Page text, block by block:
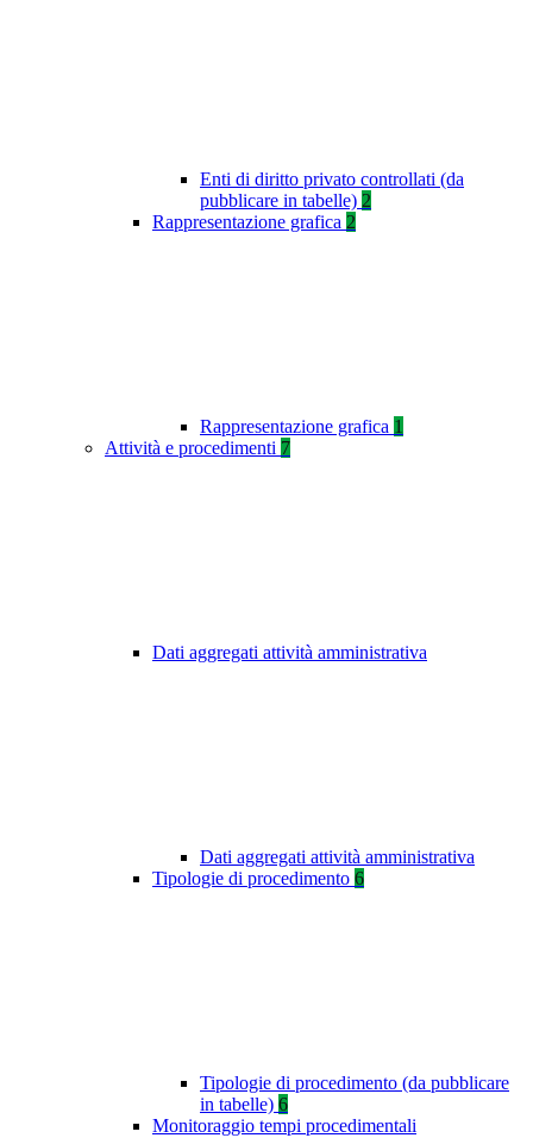
Enti di diritto privato controllati (da
pubblicare in tabelle) 2
Rappresentazione grafica 2
Rappresentazione grafica 1
Attività e procedimenti 7
Dati aggregati attività amministrativa
Dati aggregati attività amministrativa
Tipologie di procedimento 6
Tipologie di procedimento (da pubblicare
in tabelle) 6
Monitoraggio tempi procedimentali